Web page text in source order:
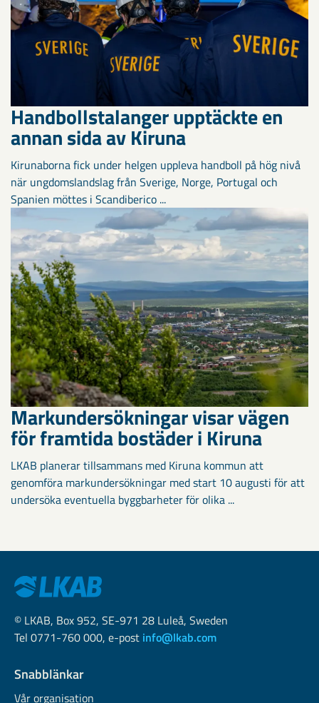
Handbollstalanger upptäckte en
annan sida av Kiruna
Kirunaborna fick under helgen uppleva handboll på hög nivå
när ungdomslandslag från Sverige, Norge, Portugal och
Spanien möttes i Scandiberico ...
Markundersökningar visar vägen
för framtida bostäder i Kiruna
LKAB planerar tillsammans med Kiruna kommun att
genomföra markundersökningar med start 10 augusti för att
undersöka eventuella byggbarheter för olika ...
© LKAB, Box 952, SE-971 28 Luleå, Sweden
Tel 0771-760 000, e-post info@lkab.com
Snabblänkar
Vår organisation